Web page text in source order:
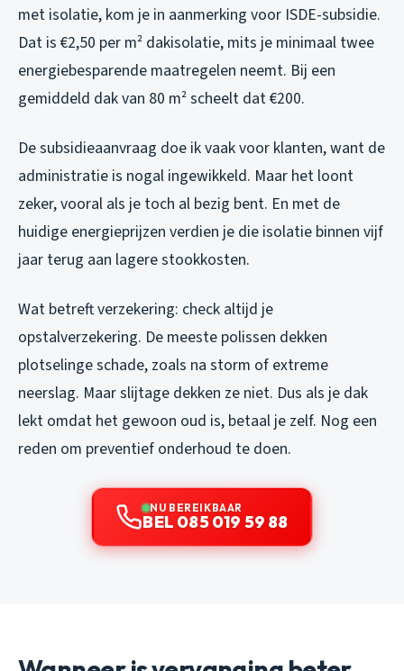
met isolatie, kom je in aanmerking voor ISDE-subsidie.
Dat is €2,50 per m² dakisolatie, mits je minimaal twee
energiebesparende maatregelen neemt. Bij een
gemiddeld dak van 80 m² scheelt dat €200.
De subsidieaanvraag doe ik vaak voor klanten, want de
administratie is nogal ingewikkeld. Maar het loont
zeker, vooral als je toch al bezig bent. En met de
huidige energieprijzen verdien je die isolatie binnen vijf
jaar terug aan lagere stookkosten.
Wat betreft verzekering: check altijd je
opstalverzekering. De meeste polissen dekken
plotselinge schade, zoals na storm of extreme
neerslag. Maar slijtage dekken ze niet. Dus als je dak
lekt omdat het gewoon oud is, betaal je zelf. Nog een
reden om preventief onderhoud te doen.
NU BEREIKBAAR
BEL 085 019 59 88